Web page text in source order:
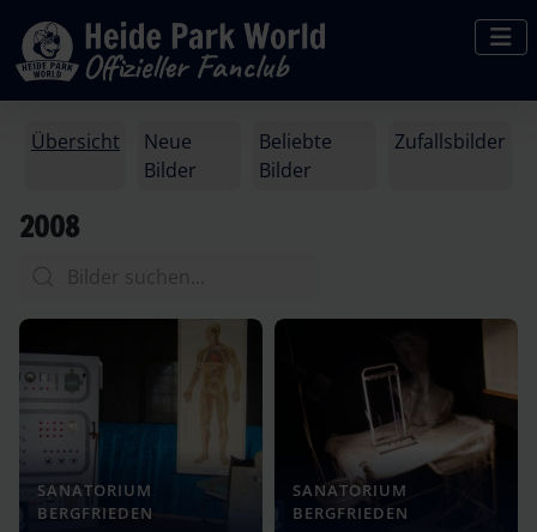
Übersicht
Neue
Bilder
Beliebte
Bilder
Zufallsbilder
2008
SANATORIUM
BERGFRIEDEN
SANATORIUM
BERGFRIEDEN